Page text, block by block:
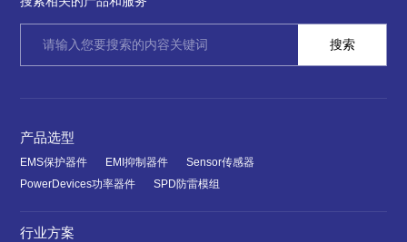
产品选型
EMS保护器件 EMI抑制器件
Sensor传感器
PowerDevices功率器件
SPD防雷模组
行业方案